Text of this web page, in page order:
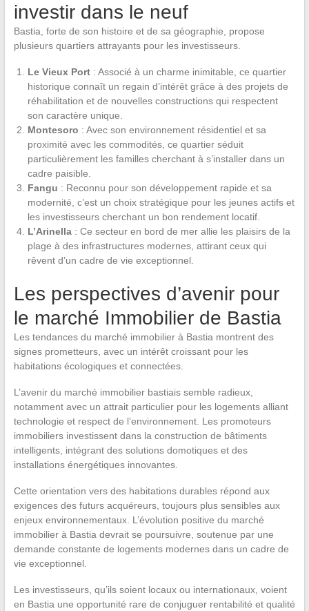
investir dans le neuf
Bastia, forte de son histoire et de sa géographie, propose
plusieurs quartiers attrayants pour les investisseurs.
Le Vieux Port: Associé à un charme inimitable, ce quartier
historique connaît un regain d’intérêt grâce à des projets de
réhabilitation et de nouvelles constructions qui respectent
son caractère unique.
Montesoro : Avec son environnement résidentiel et sa
proximité avec les commodités, ce quartier séduit
particulièrement les familles cherchant à s’installer dans un
cadre paisible.
Fangu : Reconnu pour son développement rapide et sa
modernité, c’est un choix stratégique pour les jeunes actifs et
les investisseurs cherchant un bon rendement locatif.
L’Arinella: Ce secteur en bord de mer allie les plaisirs de la
plage à des infrastructures modernes, attirant ceux qui
rêvent d’un cadre de vie exceptionnel.
Les perspectives d’avenir pour
le marché Immobilier de Bastia
Les tendances du marché immobilier à Bastia montrent des
signes prometteurs, avec un intérêt croissant pour les
habitations écologiques et connectées.
L’avenir du marché immobilier bastiais semble radieux,
notamment avec un attrait particulier pour les logements alliant
technologie et respect de l’environnement. Les promoteurs
immobiliers investissent dans la construction de bâtiments
intelligents, intégrant des solutions domotiques et des
installations énergétiques innovantes.
Cette orientation vers des habitations durables répond aux
exigences des futurs acquéreurs, toujours plus sensibles aux
enjeux environnementaux. L’évolution positive du marché
immobilier à Bastia devrait se poursuivre, soutenue par une
demande constante de logements modernes dans un cadre de
vie exceptionnel.
Les investisseurs, qu’ils soient locaux ou internationaux, voient
en Bastia une opportunité rare de conjuguer rentabilité et qualité